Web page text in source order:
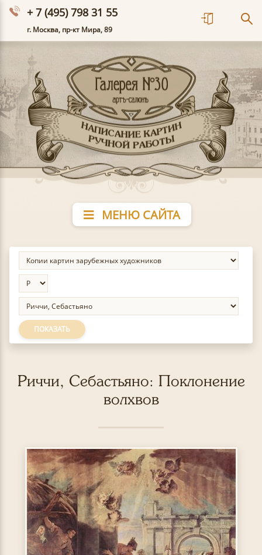
+ 7 (495) 798 31 55
г. Москва, пр-кт Мира, 89
МЕНЮ САЙТА
ПОКАЗАТЬ
Риччи, Себастьяно: Поклонение
волхвов